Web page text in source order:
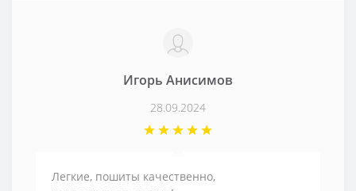
Игорь Анисимов
28.09.2024
Легкие, пошиты качественно,